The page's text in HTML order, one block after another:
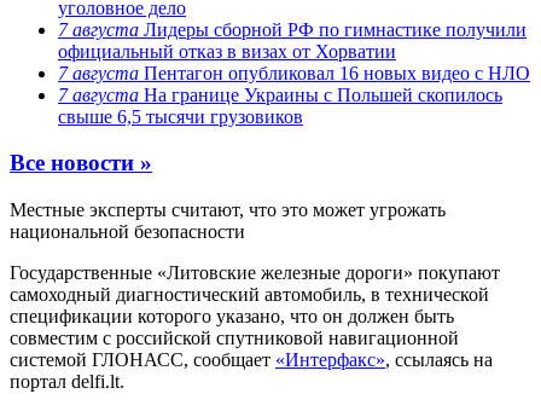
уголовное дело
7 августа Лидеры сборной РФ по гимнастике получили
официальный отказ в визах от Хорватии
7 августа Пентагон опубликовал 16 новых видео с НЛО
7 августа На границе Украины с Польшей скопилось
свыше 6,5 тысячи грузовиков
Все новости »
Местные эксперты считают, что это может угрожать
национальной безопасности
Государственные «Литовские железные дороги» покупают
самоходный диагностический автомобиль, в технической
спецификации которого указано, что он должен быть
совместим с российской спутниковой навигационной
системой ГЛОНАСС, сообщает «Интерфакс», ссылаясь на
портал delfi.lt.